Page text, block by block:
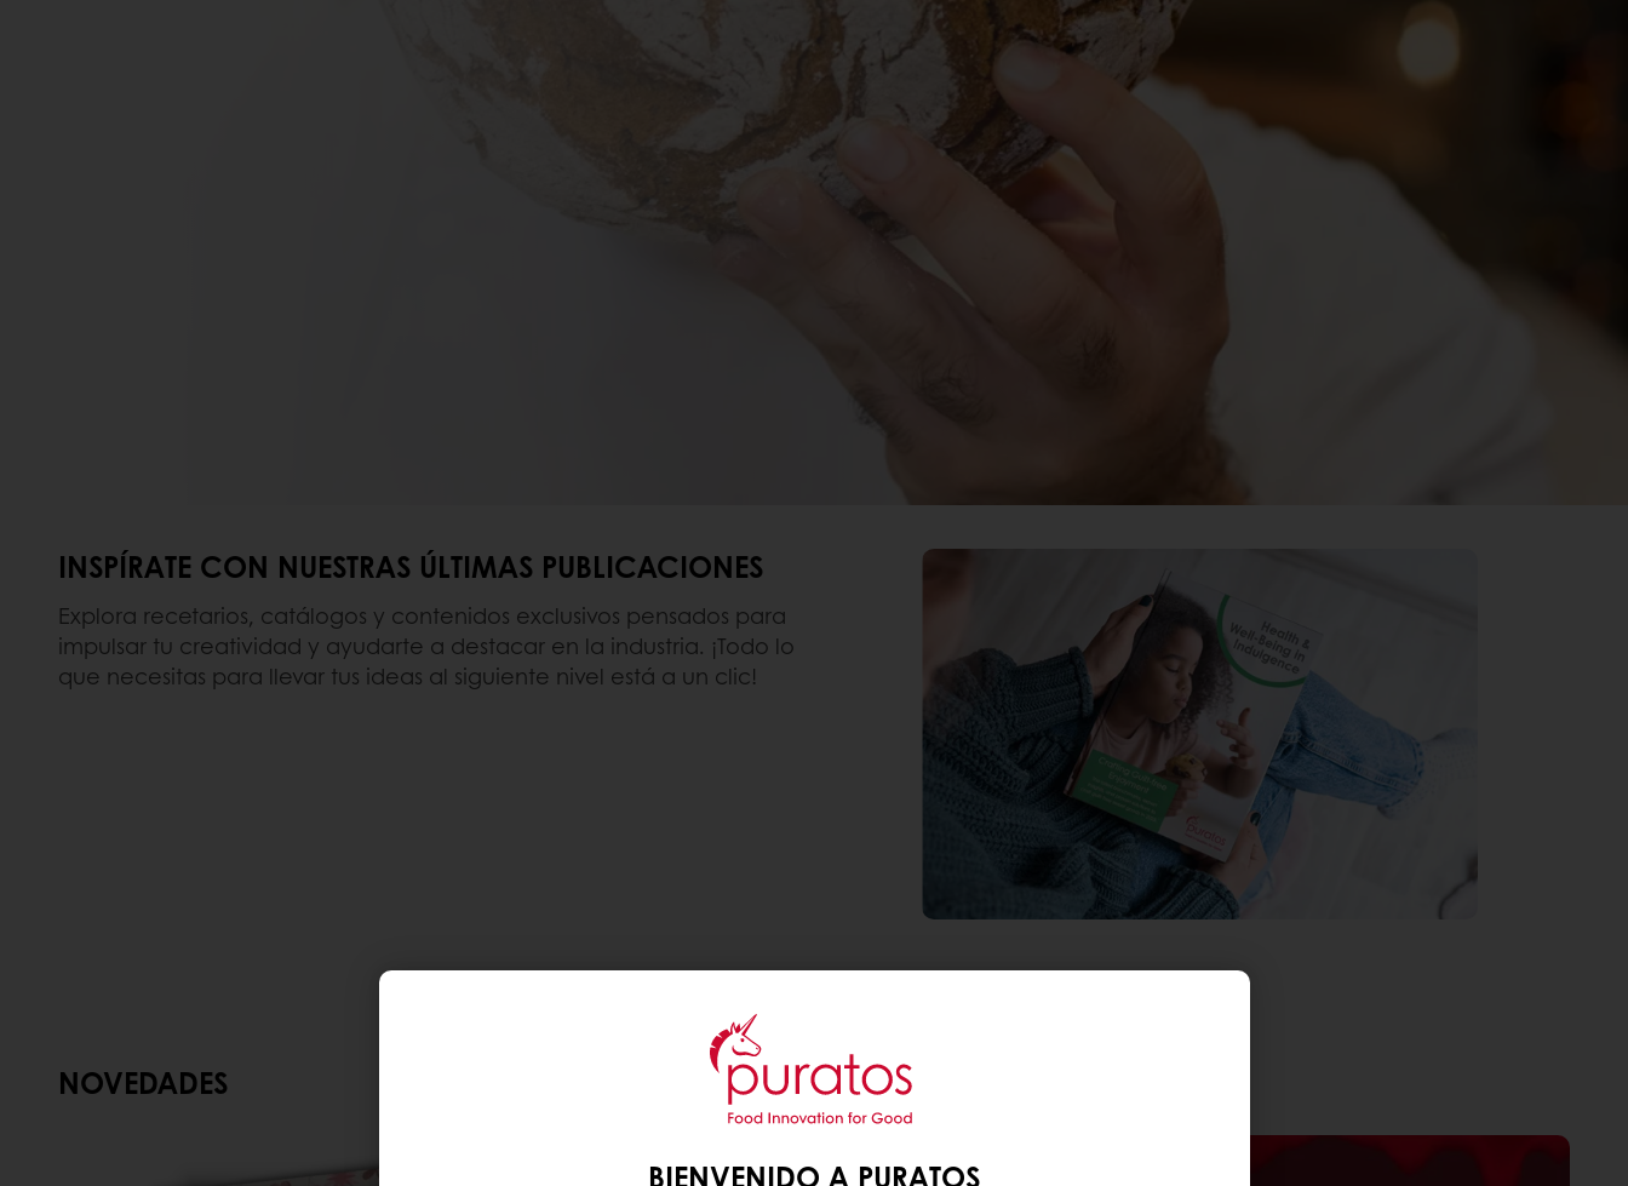
INSPÍRATE CON NUESTRAS ÚLTIMAS PUBLICACIONES
Explora recetarios, catálogos y contenidos exclusivos pensados para
impulsar tu creatividad y ayudarte a destacar en la industria. ¡Todo lo
que necesitas para llevar tus ideas al siguiente nivel está a un clic!
NOVEDADES
BIENVENIDO A PURATOS